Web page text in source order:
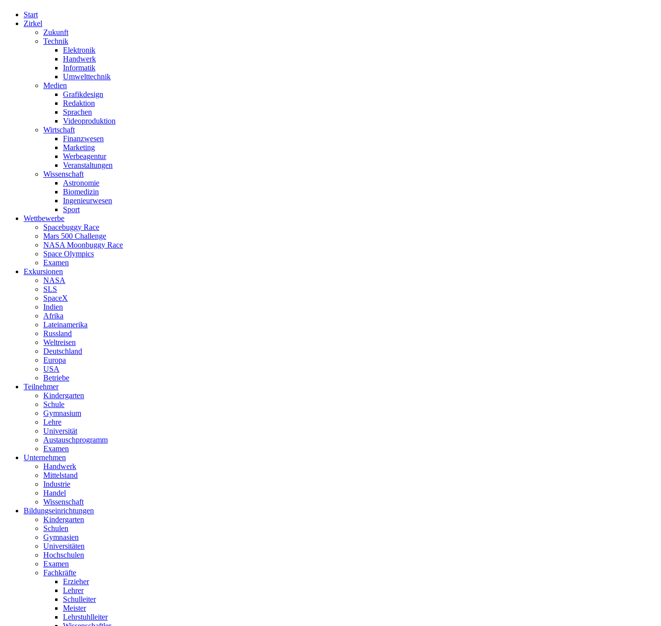
Start
Zirkel
Zukunft
Technik
Elektronik
Handwerk
Informatik
Umwelttechnik
Medien
Grafikdesign
Redaktion
Sprachen
Videoproduktion
Wirtschaft
Finanzwesen
Marketing
Werbeagentur
Veranstaltungen
Wissenschaft
Astronomie
Biomedizin
Ingenieurwesen
Sport
Wettbewerbe
Spacebuggy Race
Mars 500 Challenge
NASA Moonbuggy Race
Space Olympics
Examen
Exkursionen
NASA
SLS
SpaceX
Indien
Afrika
Lateinamerika
Russland
Weltreisen
Deutschland
Europa
USA
Betriebe
Teilnehmer
Kindergarten
Schule
Gymnasium
Lehre
Universität
Austauschprogramm
Examen
Unternehmen
Handwerk
Mittelstand
Industrie
Handel
Wissenschaft
Bildungseinrichtungen
Kindergarten
Schulen
Gymnasien
Universitäten
Hochschulen
Examen
Fachkräfte
Erzieher
Lehrer
Schulleiter
Meister
Lehrstuhlleiter